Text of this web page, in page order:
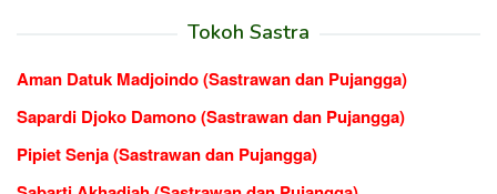
Tokoh Sastra
Aman Datuk Madjoindo (Sastrawan dan Pujangga)
Sapardi Djoko Damono (Sastrawan dan Pujangga)
Pipiet Senja (Sastrawan dan Pujangga)